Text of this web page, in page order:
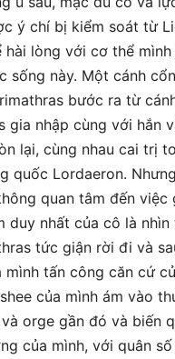
ý chí bị kiểm soát từ
hài lòng với cơ thể
sống này. Một cánh
bước ra từ
gia nhập cùng với hắn
lại, cùng nhau cai trị
quốc Lordaeron.
quan tâm đến việc
duy nhất của cô là
tức giận rời đi và
mình tấn công căn cứ
của mình ám vào
orge gần đó và biến
của mình, với quân